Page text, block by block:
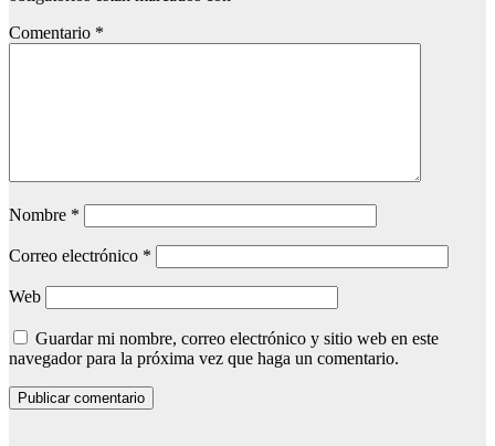
Comentario *
Nombre *
Correo electrónico *
Web
Guardar mi nombre, correo electrónico y sitio web en este
navegador para la próxima vez que haga un comentario.